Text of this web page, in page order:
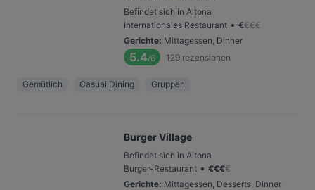
Befindet sich in Altona
Internationales Restaurant • €€€€
Gerichte: Mittagessen, Dinner
5.4/6 129 rezensionen
Gemütlich Casual Dining Gruppen
Burger Village
Befindet sich in Altona
Burger-Restaurant • €€€€
Gerichte: Mittagessen, Desserts, Dinner